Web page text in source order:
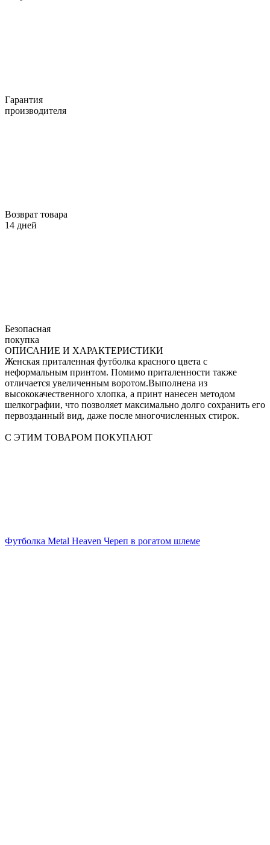
Гарантия
производителя
Возврат товара
14 дней
Безопасная
покупка
ОПИСАНИЕ И ХАРАКТЕРИСТИКИ
Женская приталенная футболка красного цвета с
неформальным принтом. Помимо приталенности также
отличается увеличенным воротом.Выполнена из
высококачественного хлопка, а принт нанесен методом
шелкографии, что позволяет максимально долго сохранить его
первозданный вид, даже после многочисленных стирок.
С ЭТИМ ТОВАРОМ ПОКУПАЮТ
Футболка Metal Heaven Череп в рогатом шлеме